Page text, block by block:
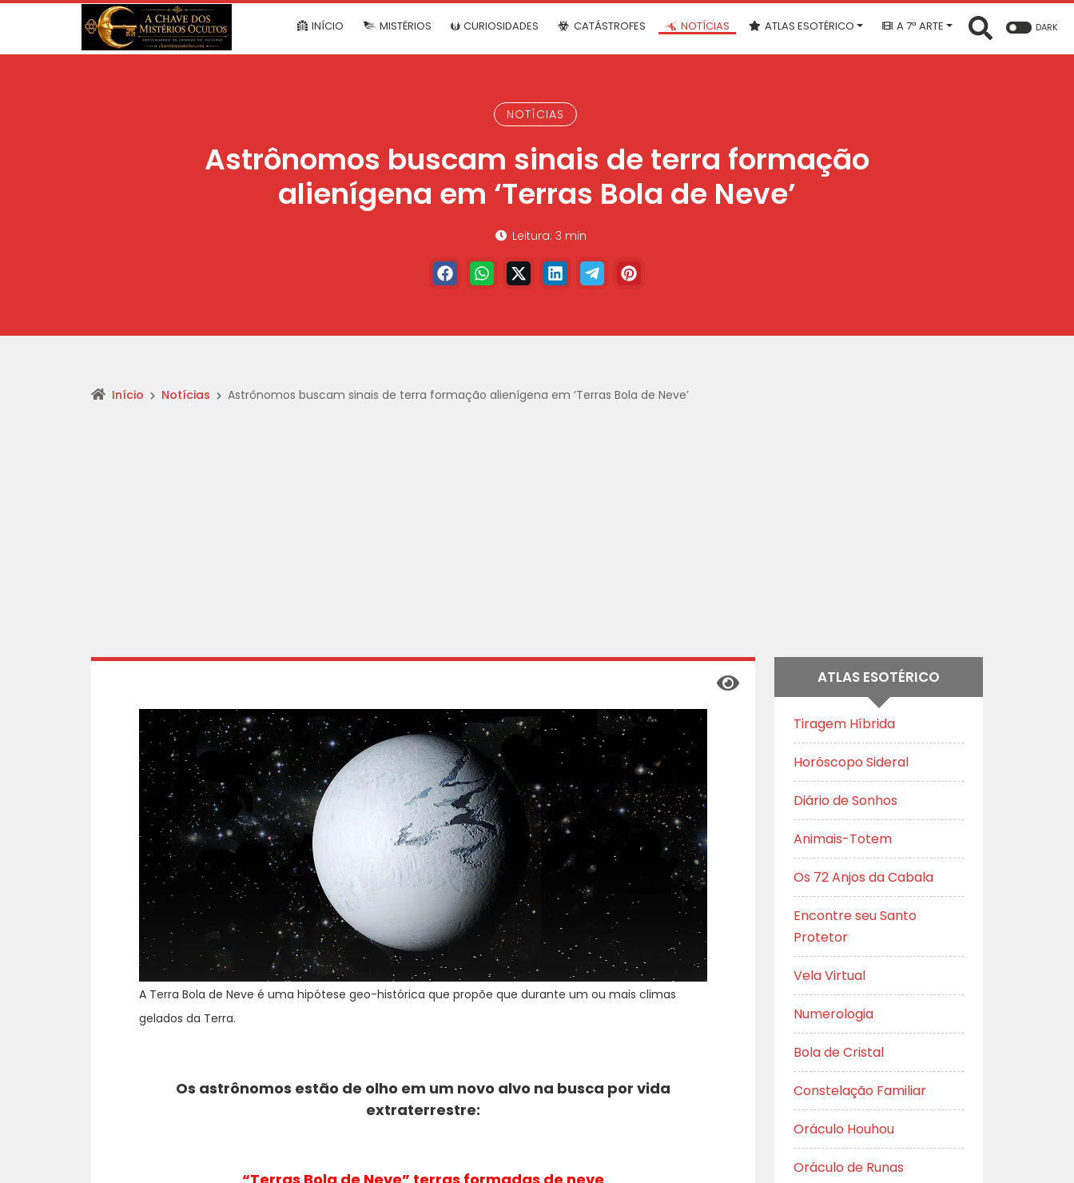
INÍCIO MISTÉRIOS CURIOSIDADES CATÁSTROFES NOTÍCIAS ATLAS ESOTÉRICO A 7ª ARTE DARK
NOTÍCIAS
Astrônomos buscam sinais de terra formação
alienígena em ‘Terras Bola de Neve’
Leitura: 3 min
Início Notícias Astrônomos buscam sinais de terra formação alienígena em ‘Terras Bola de Neve’
A Terra Bola de Neve é uma hipótese geo-histórica que propõe que durante um ou mais climas
gelados da Terra.
Os astrônomos estão de olho em um novo alvo na busca por vida
extraterrestre:
ATLAS ESOTÉRICO
Tiragem Híbrida
Horóscopo Sideral
Diário de Sonhos
Animais-Totem
Os 72 Anjos da Cabala
Encontre seu Santo
Protetor
Vela Virtual
Numerologia
Bola de Cristal
Constelação Familiar
Oráculo Houhou
Oráculo de Runas